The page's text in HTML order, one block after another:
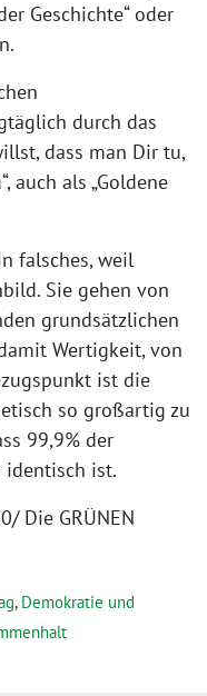
Geschichte“ oder
durch das
dass man Dir tu,
auch als „Goldene
falsches, weil
Sie gehen von
grundsätzlichen
Wertigkeit, von
ist die
so großartig zu
99,9% der
identisch ist.
Die GRÜNEN
, Demokratie und